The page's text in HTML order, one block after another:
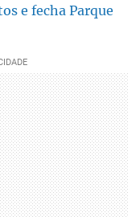
e fecha Parque